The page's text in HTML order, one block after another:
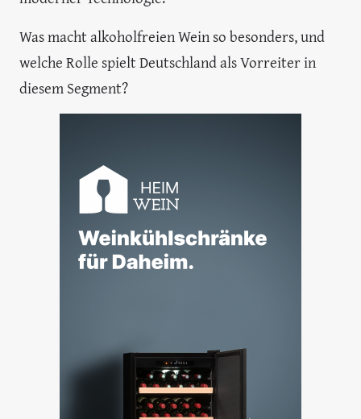
Was macht alkoholfreien Wein so besonders, und
welche Rolle spielt Deutschland als Vorreiter in
diesem Segment?